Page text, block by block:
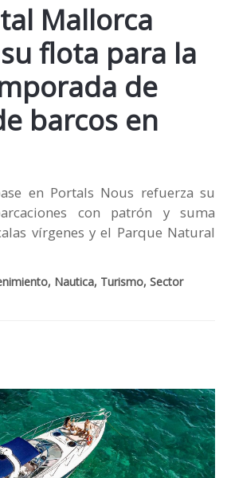
Mallorca
flota para la
de
barcos en
en Portals Nous refuerza su
con patrón y suma
vírgenes y el Parque Natural
Nautica, Turismo, Sector